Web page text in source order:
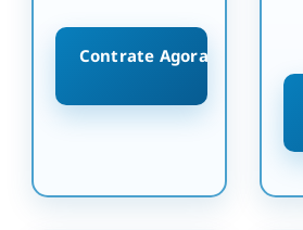
Contrate Agora